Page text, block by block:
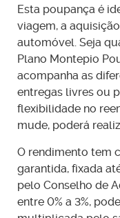
É necessário
valor do ato
000 euros?
Desde 1 de julho de
submissão da
efeitos do IVA, no
que o valor exceda
Os
Esta poupança é
viagem, a
automóvel. Seja
Plano Montepio
acompanha as
entregas livres ou
flexibilidade no
mude, poderá
O rendimento tem
garantida, fixada
pelo Conselho de
entre 0% a 3%,